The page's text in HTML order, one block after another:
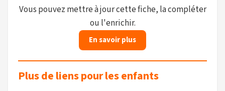
Vous pouvez mettre à jour cette fiche, la compléter
ou l'enrichir.
En savoir plus
Plus de liens pour les enfants